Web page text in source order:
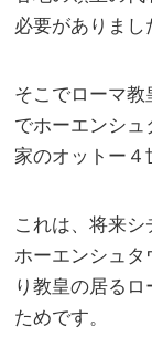
必要がありまし
そこでローマ
でホーエンシュ
家のオットー４
これは、将来
ホーエンシュタ
り教皇の居る
ためです。